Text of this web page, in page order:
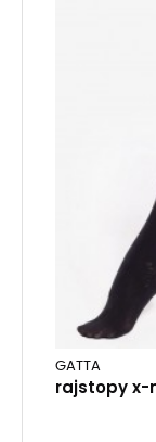
GATTA
rajstopy x-